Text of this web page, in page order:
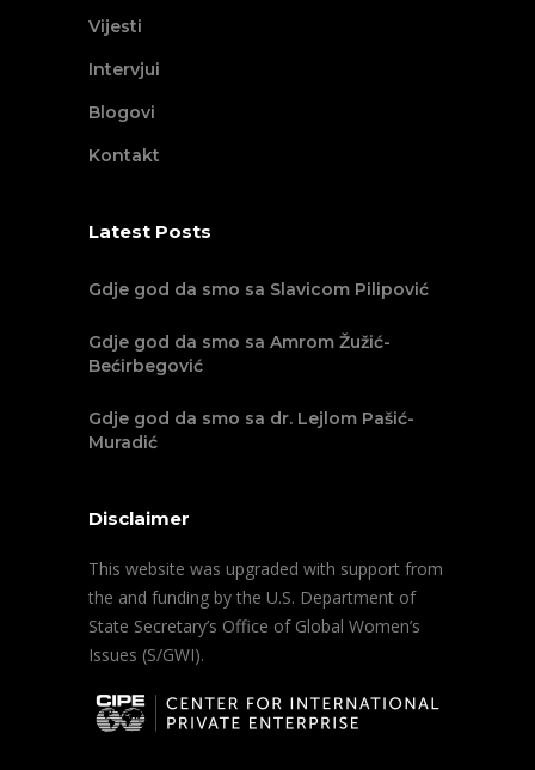
Vijesti
Intervjui
Blogovi
Kontakt
Latest Posts
Gdje god da smo sa Slavicom Pilipović
Gdje god da smo sa Amrom Žužić-
Bećirbegović
Gdje god da smo sa dr. Lejlom Pašić-
Muradić
Disclaimer
This website was upgraded with support from
the and funding by the U.S. Department of
State Secretary’s Office of Global Women’s
Issues (S/GWI).